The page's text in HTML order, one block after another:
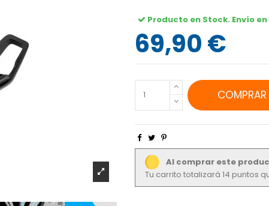
Producto en Stock. Envío en
69,90 €
COMPRAR
Al comprar este
Tu carrito totalizará 14 puntos